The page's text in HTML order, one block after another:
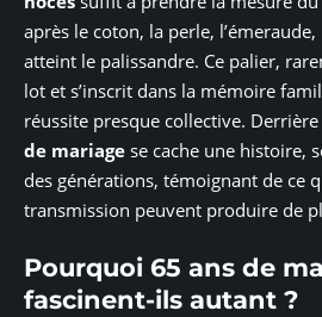
après le coton, la perle,
atteint le palissandre. Ce palier,
lot et s’inscrit dans la mémoire
réussite presque collective.
de mariage se cache une histoire,
des générations, témoignant de ce
transmission peuvent produire de
Pourquoi 65 ans de
fascinent-ils autant ?